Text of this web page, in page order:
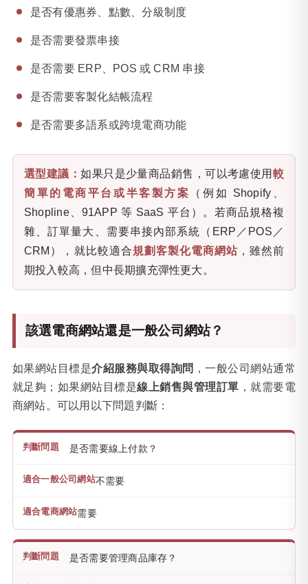
是否有優惠券、點數、分級制度
是否需要發票串接
是否需要 ERP、POS 或 CRM 串接
是否需要客製化結帳流程
是否需要多語系或跨境電商功能
選型建議：如果只是少量商品銷售，可以考慮使用 較
簡單的電商平台或半客製方案
（例如 Shopify、
Shopline、91APP 等 SaaS 平台）。若商品規格複
雜、訂單量大、需要串接內部系統（ERP／POS／
CRM），就比較適合規劃客製化電商網站 ，雖然前
期投入較高，但中長期擴充彈性更大。
該選電商網站還是一般公司網站？
如果網站目標是介紹服務與取得詢問 ，一般公司網站通常
就足夠；如果網站目標是線上銷售與管理訂單 ，就需要電
商網站。可以用以下問題判斷：
是否需要線上付款？
不需要
需要
是否需要管理商品庫存？